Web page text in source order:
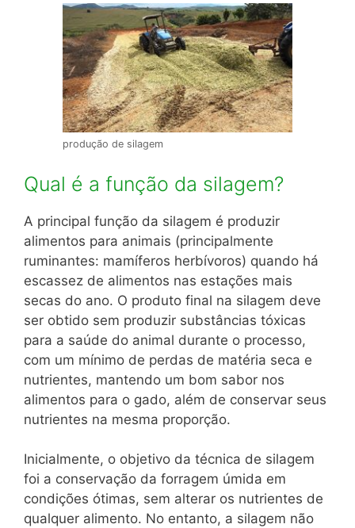
produção de silagem
Qual é a função da silagem?
A principal função da silagem é produzir
alimentos para animais (principalmente
ruminantes: mamíferos herbívoros) quando há
escassez de alimentos nas estações mais
secas do ano. O produto final na silagem deve
ser obtido sem produzir substâncias tóxicas
para a saúde do animal durante o processo,
com um mínimo de perdas de matéria seca e
nutrientes, mantendo um bom sabor nos
alimentos para o gado, além de conservar seus
nutrientes na mesma proporção.
Inicialmente, o objetivo da técnica de silagem
foi a conservação da forragem úmida em
condições ótimas, sem alterar os nutrientes de
qualquer alimento. No entanto, a silagem não